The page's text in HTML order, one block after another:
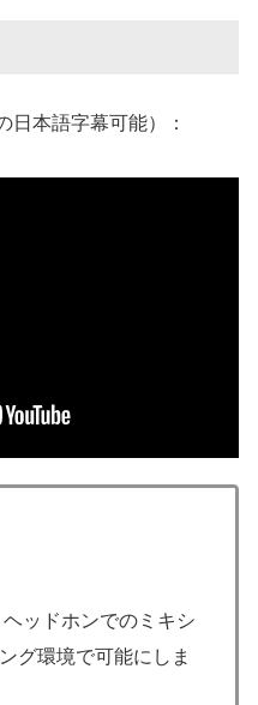
日本語字幕可能）：
ッドホンでのミキシ
グ環境で可能にしま